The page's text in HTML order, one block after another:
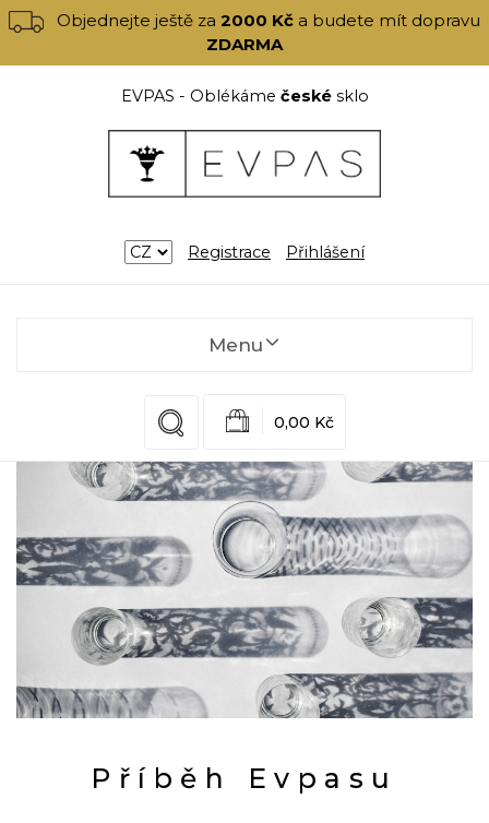
Objednejte ještě za2000 Kč a budete mít dopravu
ZDARMA
EVPAS - Oblékáme českésklo
Registrace Přihlášení
Menu
0,00 Kč
Příběh Evpasu